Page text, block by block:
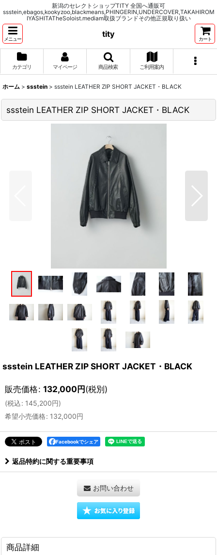
新潟のセレクトショップTITY 全国へ通販可
ssstein,ebagos,kookyzoo,blackmeans,PHINGERIN,UNDERCOVER,TAKAHIROM
IYASHITATheSoloist.mediam取扱ブランドその他正規取り扱い
メニュー
tity
カート
カテゴリ マイページ 商品検索 ご利用案内
ホーム > ssstein > ssstein LEATHER ZIP SHORT JACKET・BLACK
ssstein LEATHER ZIP SHORT JACKET・BLACK
ssstein LEATHER ZIP SHORT JACKET・BLACK
販売価格: 132,000円(税別)
(税込: 145,200円)
希望小売価格: 132,000円
Facebookでシェア
返品特約に関する重要事項
お問い合わせ
商品詳細